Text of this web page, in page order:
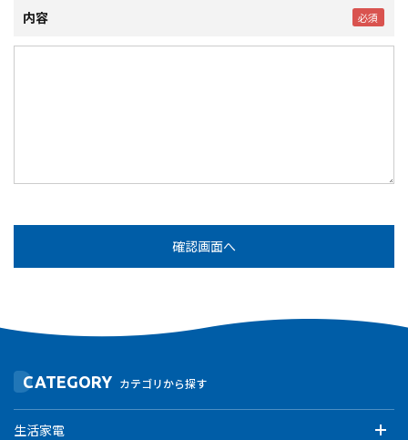
内容
CATEGORY カテゴリから探す
生活家電